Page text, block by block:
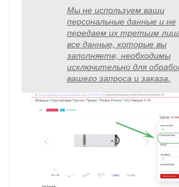
Мы не используем ваши
персональные данные и не
передаем их третьим
все данные, которые вы
заполняете, необходимы
исключительно для
вашего запроса и заказа.